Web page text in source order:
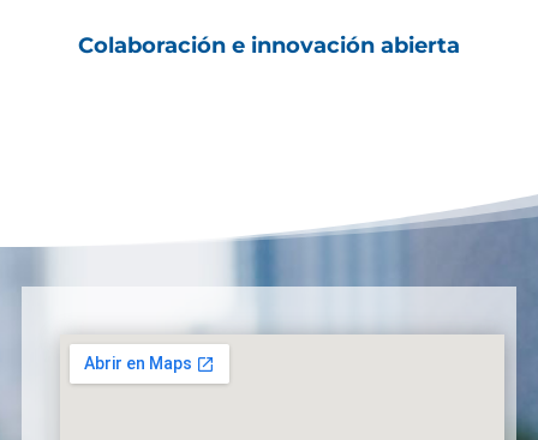
Colaboración e innovación abierta